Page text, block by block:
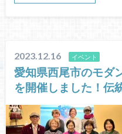
2023.12.16 イベント
愛知県西尾市のモダ
を開催しました！伝